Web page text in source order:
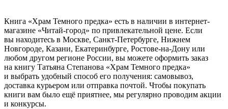
Книга «Храм Темного предка» есть в наличии в интернет-
магазине «Читай-город» по привлекательной цене. Если
вы находитесь в Москве, Санкт-Петербурге, Нижнем
Новгороде, Казани, Екатеринбурге, Ростове-на-Дону или
любом другом регионе России, вы можете оформить заказ
на книгу Татьяна Степанова «Храм Темного предка»
и выбрать удобный способ его получения: самовывоз,
доставка курьером или отправка почтой. Чтобы покупать
книги вам было ещё приятнее, мы регулярно проводим акции
и конкурсы.